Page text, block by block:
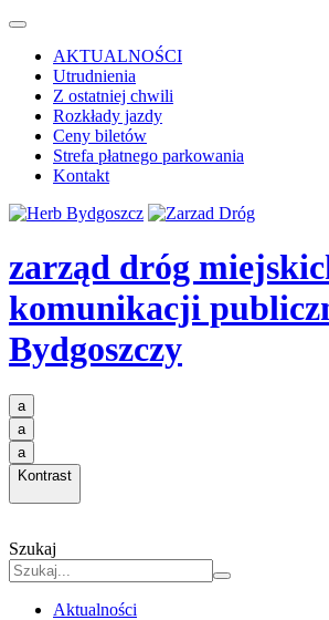
AKTUALNOŚCI
Utrudnienia
Z ostatniej chwili
Rozkłady jazdy
Ceny biletów
Strefa płatnego parkowania
Kontakt
zarząd dróg
komunikacji
Bydgoszczy
a
a
a
Kontrast
Szukaj
Aktualności